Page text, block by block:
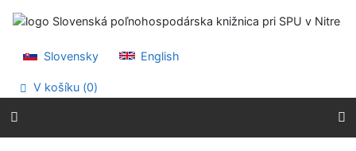
Prejsť na menu
Slovensky
English
V košíku (0)